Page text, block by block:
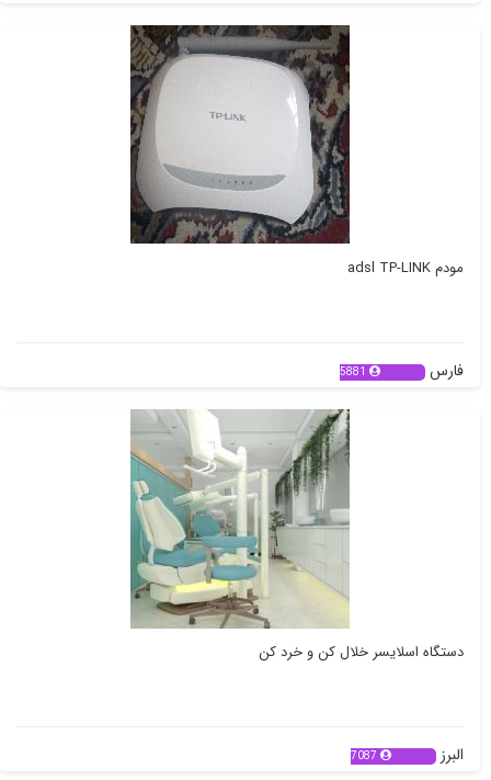
مودم adsl TP-LINK
فارس 5881
دستگاه اسلایسر خلال کن و خرد کن
البرز 7087